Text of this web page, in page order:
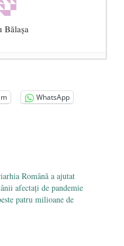
Bălaşa
clasei
noiembrie 2020
miliarde de euro,
este
vs. ”educația
vaccinării
WhatsApp
Română a ajutat
afectați de pandemie
patru milioane de